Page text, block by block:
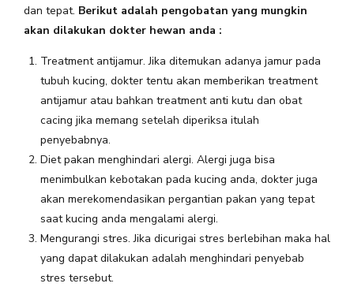
dan tepat. Berikut adalah pengobatan yang mungkin
akan dilakukan dokter hewan anda :
Treatment antijamur. Jika ditemukan adanya jamur pada
tubuh kucing, dokter tentu akan memberikan treatment
antijamur atau bahkan treatment anti kutu dan obat
cacing jika memang setelah diperiksa itulah
penyebabnya.
Diet pakan menghindari alergi. Alergi juga bisa
menimbulkan kebotakan pada kucing anda, dokter juga
akan merekomendasikan pergantian pakan yang tepat
saat kucing anda mengalami alergi.
Mengurangi stres. Jika dicurigai stres berlebihan maka hal
yang dapat dilakukan adalah menghindari penyebab
stres tersebut.